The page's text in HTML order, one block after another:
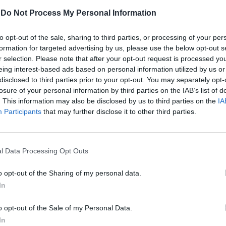
Do Not Process My Personal Information
opt-out of the sale, sharing to third parties, or processing of your
for targeted advertising by us, please use the below opt-out
selection. Please note that after your opt-out request is processed
interest-based ads based on personal information utilized by us
to third parties prior to your opt-out. You may separately
of your personal information by third parties on the IAB’s list of
This information may also be disclosed by us to third parties on the
Participants that may further disclose it to other third parties.
Data Processing Opt Outs
opt-out of the Sharing of my personal data.
opt-out of the Sale of my Personal Data.
a livello parlamentare, mentre il
ieri in Commissione Affari
«Se la Commissione troverà una
con l’ordinamento italiano ed
nell’ambito di quelli che sono i
stato di diritto», ha puntualizzato il
alla Camera di FdI, Tommaso Foti, «siamo
di un decreto legge, firmato
Stato», e non può essere esposto a «un
è stata trovata l’intesa porta le firme di
limitare la convertibilità in
soggiorno per motivi di lavoro dei
e per cure mediche. Circoscrive le
impediscono l’espulsione degli